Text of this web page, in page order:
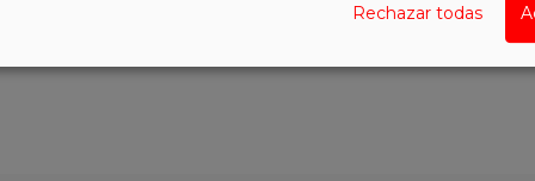
de algodón. Rechazar todas